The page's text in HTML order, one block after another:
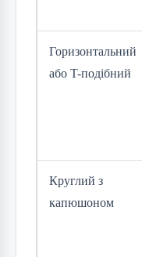
Горизонтальний
або T-подібний
Круглий з
капюшоном